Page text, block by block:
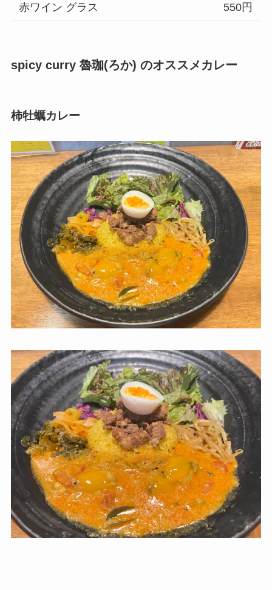
赤ワイン グラス 550円
spicy curry 魯珈(ろか) のオススメカレー
柿牡蠣カレー